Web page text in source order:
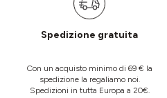
Spedizione gratuita
Con un acquisto minimo di 69 € la
spedizione la regaliamo noi.
Spedizioni in tutta Europa a 20€.